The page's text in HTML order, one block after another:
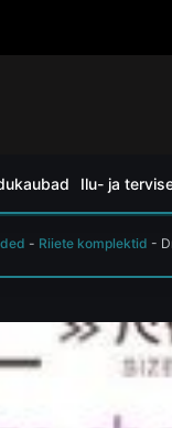
Ilu- ja
- Riiete komplektid -